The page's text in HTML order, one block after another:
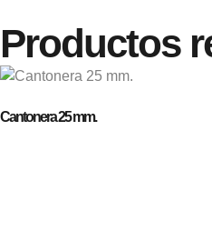
Productos
Cantonera 25 mm.